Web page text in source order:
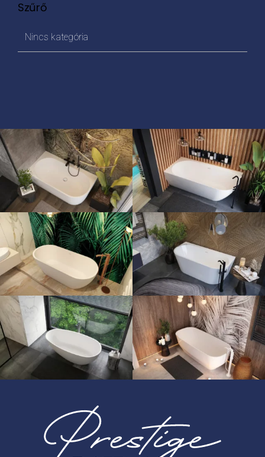
Szűrő
Nincs kategória